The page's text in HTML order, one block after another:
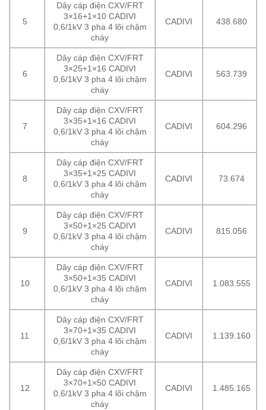
5
Dây cáp điện CXV/FRT
3×16+1×10 CADIVI
0,6/1kV 3 pha 4 lõi chậm
cháy
CADIVI 438.680
6
Dây cáp điện CXV/FRT
3×25+1×16 CADIVI
0,6/1kV 3 pha 4 lõi chậm
cháy
CADIVI 563.739
7
Dây cáp điện CXV/FRT
3×35+1×16 CADIVI
0,6/1kV 3 pha 4 lõi chậm
cháy
CADIVI 604.296
8
Dây cáp điện CXV/FRT
3×35+1×25 CADIVI
0,6/1kV 3 pha 4 lõi chậm
cháy
CADIVI 73.674
9
Dây cáp điện CXV/FRT
3×50+1×25 CADIVI
0,6/1kV 3 pha 4 lõi chậm
cháy
CADIVI 815.056
10
Dây cáp điện CXV/FRT
3×50+1×35 CADIVI
0,6/1kV 3 pha 4 lõi chậm
cháy
CADIVI 1.083.555
11
Dây cáp điện CXV/FRT
3×70+1×35 CADIVI
0,6/1kV 3 pha 4 lõi chậm
cháy
CADIVI 1.139.160
12
Dây cáp điện CXV/FRT
3×70+1×50 CADIVI
0,6/1kV 3 pha 4 lõi chậm
cháy
CADIVI 1.485.165